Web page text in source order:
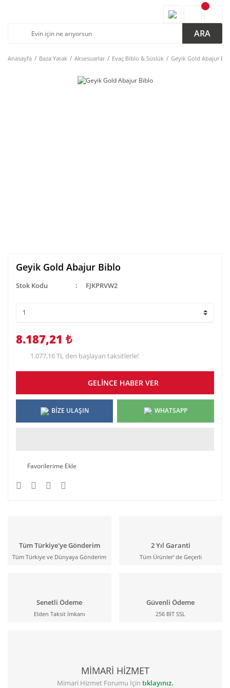
ARA
Anasayfa Baza Yatak Aksesuarlar Evaç Biblo & Süslük Geyik Gold Abajur
Geyik Gold Abajur Biblo
Stok Kodu FJKPRVW2
8.187,21 ₺
1.077,16 TL den başlayan taksitlerle!
GELİNCE HABER VER
BİZE ULAŞIN WHATSAPP
Tüm Türkiye'ye Gönderim
Tüm Türkiye ve Dünyaya Gönderim
2 Yıl Garanti
Tüm Ürünler' de Geçerli
Senetli Ödeme
Elden Taksit İmkanı
Güvenli Ödeme
256 BİT SSL
MİMARİ HİZMET
Mimari Hizmet Forumu İçin tıklayınız.